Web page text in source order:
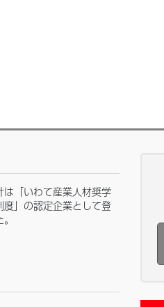
は「いわて産業人材奨学
度」の認定企業として登